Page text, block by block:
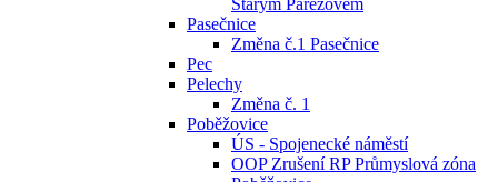
Starým Pařezovem
Pasečnice
Změna č.1 Pasečnice
Pec
Pelechy
Změna č. 1
Poběžovice
ÚS - Spojenecké náměstí
OOP Zrušení RP Průmyslová zóna